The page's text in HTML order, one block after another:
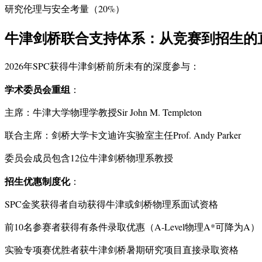
研究伦理与安全考量（20%）
牛津剑桥联合支持体系：从竞赛到招生
2026年SPC获得牛津剑桥前所未有的深度参与：
学术委员会重组 ：
主席：牛津大学物理学教授Sir John M. Templeton
联合主席：剑桥大学卡文迪许实验室主任Prof. Andy Parker
委员会成员包含12位牛津剑桥物理系教授
招生优惠制度化：
SPC金奖获得者自动获得牛津或剑桥物理系面试资格
前10名参赛者获得有条件录取优惠（A-Level物理A*可降为A）
实验专项赛优胜者获牛津剑桥暑期研究项目直接录取资格